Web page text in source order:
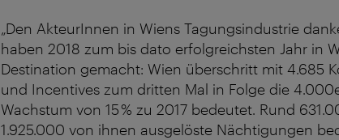
„Den AkteurInnen in Wiens Tagungsindustrie
haben 2018 zum bis dato erfolgreichsten Jahr in
Destination gemacht: Wien überschritt mit 4.685
und Incentives zum dritten Mal in Folge die
Wachstum von 15 % zu 2017 bedeutet. Rund
1.925.000 von ihnen ausgelöste Nächtigungen